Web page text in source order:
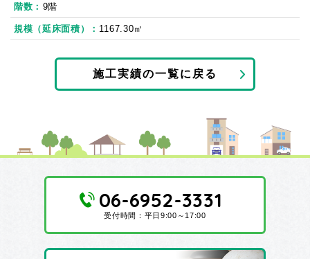
階数 9階
規模（延床面積） 1167.30㎡
施工実績の一覧に戻る
06-6952-3331
受付時間：平日9:00～17:00